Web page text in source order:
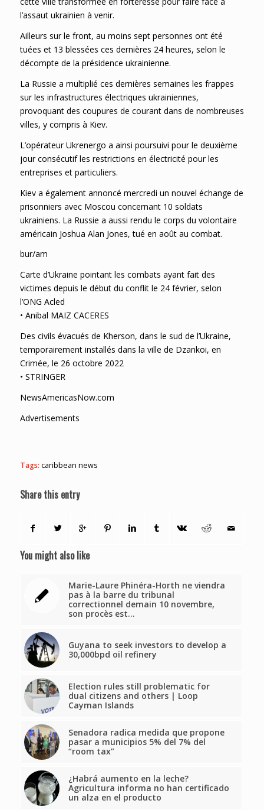
l’assaut ukrainien à venir.
Ailleurs sur le front, au moins sept personnes ont été
tuées et 13 blessées ces dernières 24 heures, selon le
décompte de la présidence ukrainienne.
La Russie a multiplié ces dernières semaines les frappes
sur les infrastructures électriques ukrainiennes,
provoquant des coupures de courant dans de nombreuses
villes, y compris à Kiev.
L’opérateur Ukrenergo a ainsi poursuivi pour le deuxième
jour consécutif les restrictions en électricité pour les
entreprises et particuliers.
Kiev a également annoncé mercredi un nouvel échange de
prisonniers avec Moscou concernant 10 soldats
ukrainiens. La Russie a aussi rendu le corps du volontaire
américain Joshua Alan Jones, tué en août au combat.
bur/am
Carte d’Ukraine pointant les combats ayant fait des
victimes depuis le début du conflit le 24 février, selon
l’ONG Acled
• Anibal MAIZ CACERES
Des civils évacués de Kherson, dans le sud de l’Ukraine,
temporairement installés dans la ville de Dzankoi, en
Crimée, le 26 octobre 2022
• STRINGER
NewsAmericasNow.com
Advertisements
Tags: caribbean news
Share this entry
You might also like
Marie-Laure Phinéra-Horth ne viendra
pas à la barre du tribunal
correctionnel demain 10 novembre,
son procès est…
Guyana to seek investors to develop a
30,000bpd oil refinery
Election rules still problematic for
dual citizens and others | Loop
Cayman Islands
Senadora radica medida que propone
pasar a municipios 5% del 7% del
“room tax”
¿Habrá aumento en la leche?
Agricultura informa no han certificado
un alza en el producto